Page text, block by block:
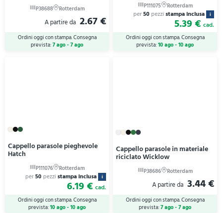
2.67 €
Ordini oggi con stampa. Consegna
prevista:7 ago - 7 ago
per50 pezzi stampa inclusa i
5.39 € cad.
Ordini oggi con stampa. Consegna
prevista:10 ago - 10 ago
Cappello parasole pieghevole
Hatch
per50 pezzi stampa inclusa i
6.19 € cad.
Ordini oggi con stampa. Consegna
prevista:10 ago - 10 ago
Cappello parasole in materiale
riciclato Wicklow
3.44 €
Ordini oggi con stampa. Consegna
prevista:7 ago - 7 ago